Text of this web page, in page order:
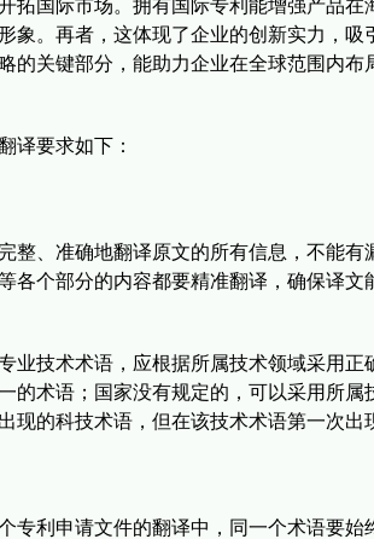
拓国际市场。拥有国际专利能增强产品
象。再者，这体现了企业的创新实力，吸
的关键部分，能助力企业在全球范围内布
译要求如下：
整、准确地翻译原文的所有信息，不能
各个部分的内容都要精准翻译，确保译
业技术术语，应根据所属技术领域采用
的术语；国家没有规定的，可以采用所
现的科技术语，但在该技术术语第一次出
专利申请文件的翻译中，同一个术语要